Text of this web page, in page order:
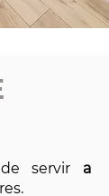
servir a